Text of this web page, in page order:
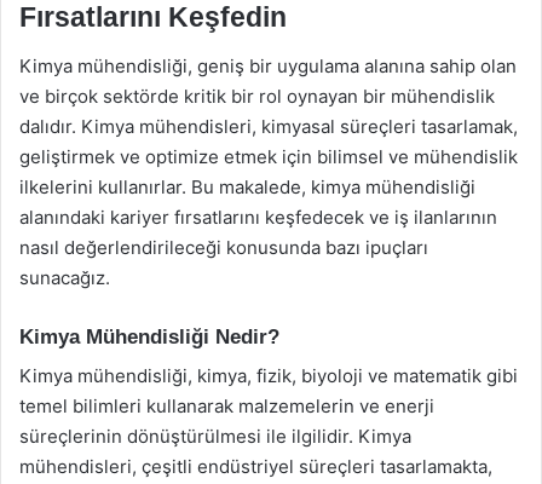
Fırsatlarını Keşfedin
Kimya mühendisliği, geniş bir uygulama alanına sahip olan
ve birçok sektörde kritik bir rol oynayan bir mühendislik
dalıdır. Kimya mühendisleri, kimyasal süreçleri tasarlamak,
geliştirmek ve optimize etmek için bilimsel ve mühendislik
ilkelerini kullanırlar. Bu makalede, kimya mühendisliği
alanındaki kariyer fırsatlarını keşfedecek ve iş ilanlarının
nasıl değerlendirileceği konusunda bazı ipuçları
sunacağız.
Kimya Mühendisliği Nedir?
Kimya mühendisliği, kimya, fizik, biyoloji ve matematik gibi
temel bilimleri kullanarak malzemelerin ve enerji
süreçlerinin dönüştürülmesi ile ilgilidir. Kimya
mühendisleri, çeşitli endüstriyel süreçleri tasarlamakta,